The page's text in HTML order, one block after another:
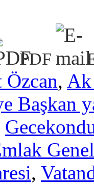
PDF
, Ak
Başkan
,